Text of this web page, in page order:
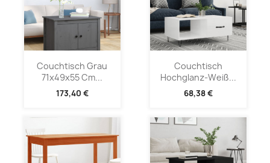
Couchtisch Grau
71x49x55 Cm...
173,40 €
Couchtisch
Hochglanz-Weiß...
68,38 €